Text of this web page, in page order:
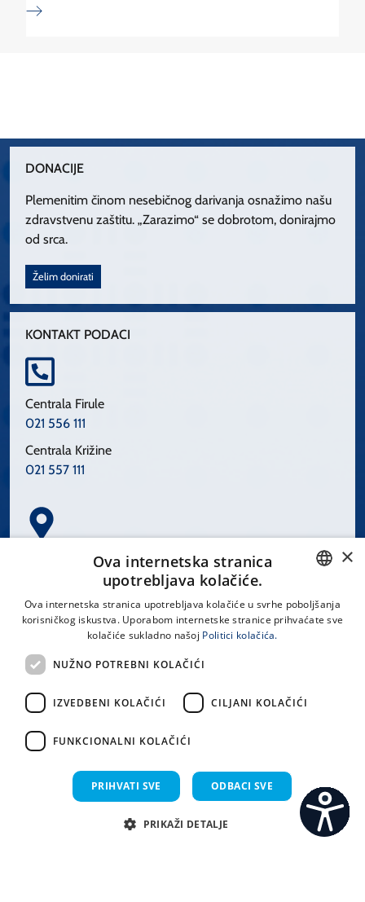
DONACIJE
Plemenitim činom nesebičnog darivanja osnažimo našu
zdravstvenu zaštitu. „Zarazimo“ se dobrotom, donirajmo
od srca.
Želim donirati
KONTAKT PODACI
Centrala Firule
021 556 111
Centrala Križine
021 557 111
Spinčićeva 1, 21000 Split
LINKOVI
Uvjeti korištenja
CROATIAN
×
Ova internetska stranica
upotrebljava kolačiće.
Ova internetska stranica upotrebljava kolačiće u svrhe poboljšanja
korisničkog iskustva. Uporabom internetske stranice prihvaćate sve
kolačiće sukladno našoj Politici kolačića.
NUŽNO POTREBNI KOLAČIĆI
IZVEDBENI KOLAČIĆI CILJANI KOLAČIĆI
FUNKCIONALNI KOLAČIĆI
PRIHVATI SVE ODBACI SVE
PRIKAŽI DETALJE